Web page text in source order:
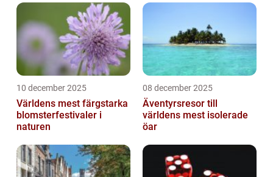
10 december 2025
Världens mest färgstarka
blomsterfestivaler i
naturen
08 december 2025
Äventyrsresor till
världens mest isolerade
öar